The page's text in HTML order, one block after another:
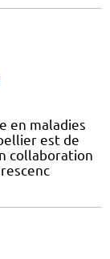
en maladies
est de
collaboration